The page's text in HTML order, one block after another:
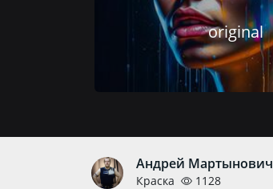
original
Андрей Мартынович
Краска 1128